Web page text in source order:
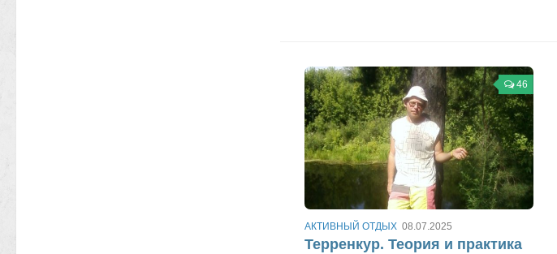
46
АКТИВНЫЙ ОТДЫХ 08.07.2025
Терренкур. Теория и практика